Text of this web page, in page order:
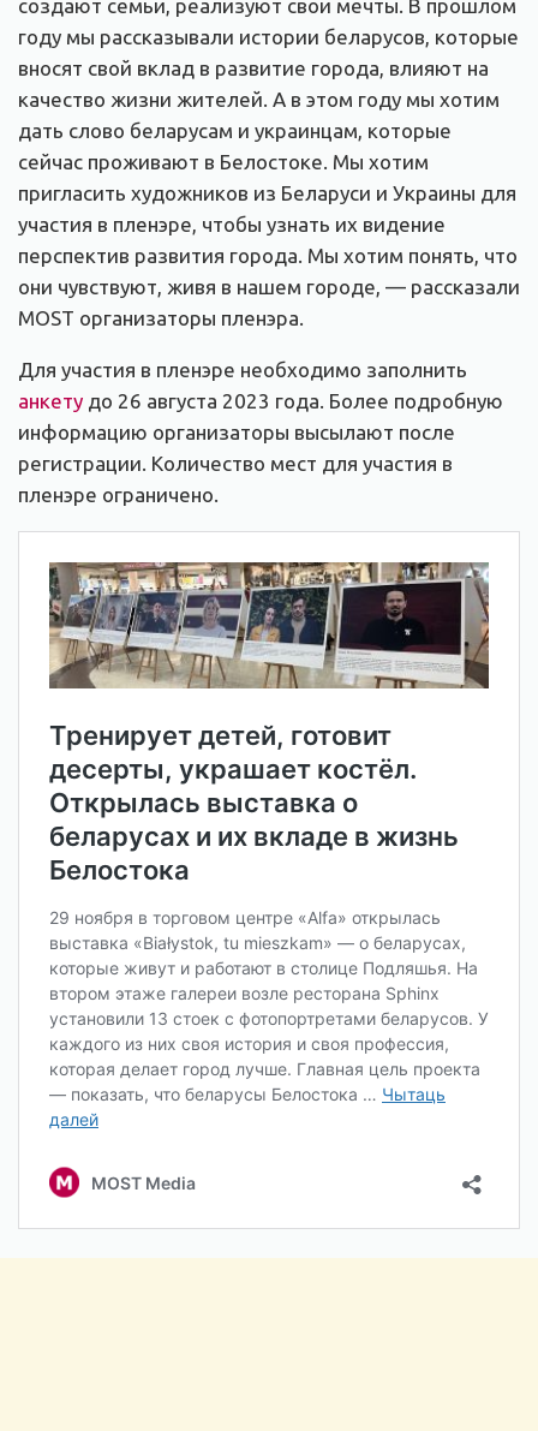
создают семьи, реализуют свои мечты. В прошлом
году мы рассказывали истории беларусов, которые
вносят свой вклад в развитие города, влияют на
качество жизни жителей. А в этом году мы хотим
дать слово беларусам и украинцам, которые
сейчас проживают в Белостоке. Мы хотим
пригласить художников из Беларуси и Украины для
участия в пленэре, чтобы узнать их видение
перспектив развития города. Мы хотим понять, что
они чувствуют, живя в нашем городе, — рассказали
MOST организаторы пленэра.
Для участия в пленэре необходимо заполнить
анкету до 26 августа 2023 года. Более подробную
информацию организаторы высылают после
регистрации. Количество мест для участия в
пленэре ограничено.